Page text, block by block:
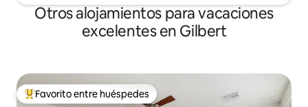
Otros alojamientos para vacaciones
excelentes en Gilbert
Favorito entre huéspedes preferido
Favorito entre huéspedes